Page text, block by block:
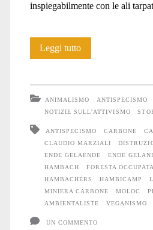
inspiegabilmente con le ali
Leggi tuttoHambach:
e
un
documentario
ANIMALISMO ANTISPECISMO
NOTIZIE SULL'ATTIVISMO
ANTISPECISMO CARBONE
CLAUDIO MARZIALI
ENDE GELAENDE
ENDE
HAMBACH
FORESTA OCCUPATA
HAMBACHERS
HAMBICAMP
MINIERA CARBONE
MOLOC
AMBIENTALISTE
VEGANISMO
UN COMMENTO